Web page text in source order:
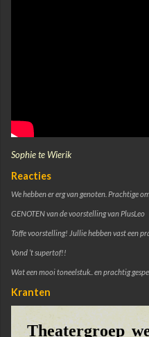
Sophie te Wierik
Reacties
We hebben er erg van genoten. Prachtige
GENOTEN van de voorstelling van PlusLeo
Toffe voorstelling! Jullie hebben vast een
Vond ’t supertof!!
Wat een mooi toneelstuk.. en prachtig
Kranten
Theatergroep